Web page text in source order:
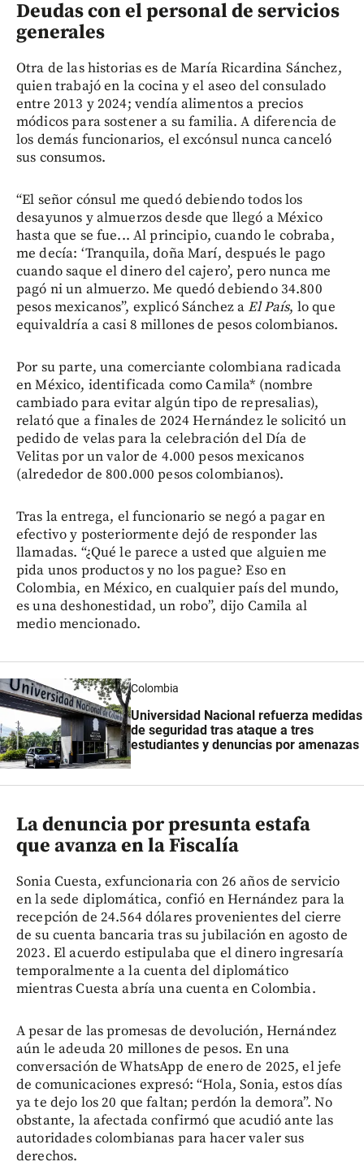
Deudas con el personal de servicios
generales
Otra de las historias es de María Ricardina Sánchez,
quien trabajó en la cocina y el aseo del consulado
entre 2013 y 2024; vendía alimentos a precios
módicos para sostener a su familia. A diferencia de
los demás funcionarios, el excónsul nunca canceló
sus consumos.
“El señor cónsul me quedó debiendo todos los
desayunos y almuerzos desde que llegó a México
hasta que se fue... Al principio, cuando le cobraba,
me decía: ‘Tranquila, doña Marí, después le pago
cuando saque el dinero del cajero’, pero nunca me
pagó ni un almuerzo. Me quedó debiendo 34.800
pesos mexicanos”, explicó Sánchez aEl País, lo que
equivaldría a casi 8 millones de pesos colombianos.
Por su parte, una comerciante colombiana radicada
en México, identificada como Camila* (nombre
cambiado para evitar algún tipo de represalias),
relató que a finales de 2024 Hernández le solicitó un
pedido de velas para la celebración del Día de
Velitas por un valor de 4.000 pesos mexicanos
(alrededor de 800.000 pesos colombianos).
Tras la entrega, el funcionario se negó a pagar en
efectivo y posteriormente dejó de responder las
llamadas. “¿Qué le parece a usted que alguien me
pida unos productos y no los pague? Eso en
Colombia, en México, en cualquier país del mundo,
es una deshonestidad, un robo”, dijo Camila al
medio mencionado.
Colombia
Universidad Nacional refuerza medidas
de seguridad tras ataque a tres
estudiantes y denuncias por amenazas
La denuncia por presunta estafa
que avanza en la Fiscalía
Sonia Cuesta, exfuncionaria con 26 años de servicio
en la sede diplomática, confió en Hernández para la
recepción de 24.564 dólares provenientes del cierre
de su cuenta bancaria tras su jubilación en agosto de
2023. El acuerdo estipulaba que el dinero ingresaría
temporalmente a la cuenta del diplomático
mientras Cuesta abría una cuenta en Colombia.
A pesar de las promesas de devolución, Hernández
aún le adeuda 20 millones de pesos. En una
conversación de WhatsApp de enero de 2025, el jefe
de comunicaciones expresó: “Hola, Sonia, estos días
ya te dejo los 20 que faltan; perdón la demora”. No
obstante, la afectada confirmó que acudió ante las
autoridades colombianas para hacer valer sus
derechos.